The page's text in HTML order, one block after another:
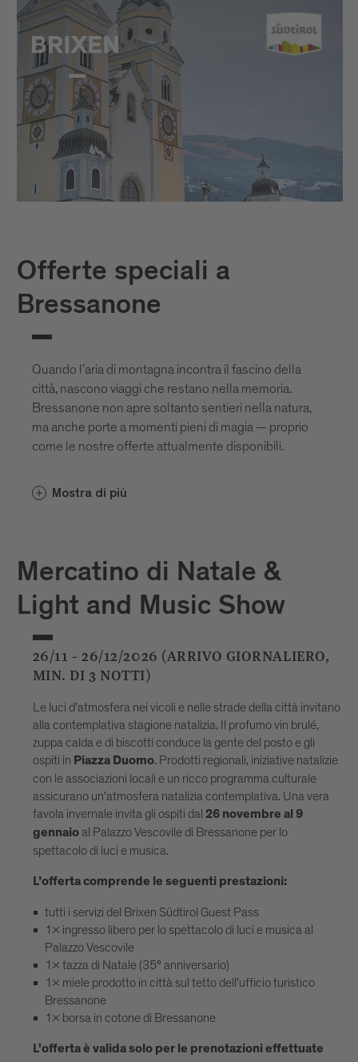
Offerte speciali a
Bressanone
Quando l’aria di montagna incontra il fascino della
città, nascono viaggi che restano nella memoria.
Bressanone non apre soltanto sentieri nella natura,
ma anche porte a momenti pieni di magia — proprio
come le nostre offerte attualmente disponibili.
Mostra di più
Mercatino di Natale &
Light and Music Show
26/11 - 26/12/2026 (ARRIVO GIORNALIERO,
MIN. DI 3 NOTTI)
Le luci d'atmosfera nei vicoli e nelle strade della città invitano
alla contemplativa stagione natalizia. Il profumo vin brulé,
zuppa calda e di biscotti conduce la gente del posto e gli
ospiti in Piazza Duomo. Prodotti regionali, iniziative natalizie
con le associazioni locali e un ricco programma culturale
assicurano un'atmosfera natalizia contemplativa. Una vera
favola invernale invita gli ospiti dal 26 novembre al 9
gennaioal Palazzo Vescovile di Bressanone per lo
spettacolo di luci e musica.
L’offerta comprende le seguenti prestazioni:
tutti i servizi del Brixen Südtirol Guest Pass
1x ingresso libero per lo spettacolo di luci e musica al
Palazzo Vescovile
1x tazza di Natale (35° anniversario)
1x miele prodotto in città sul tetto dell'ufficio turistico
Bressanone
1x borsa in cotone di Bressanone
L'offerta è valida solo per le prenotazioni effettuate